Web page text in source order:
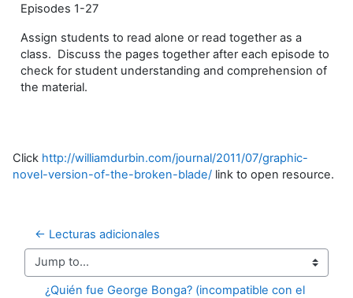
Episodes 1-27
Assign students to read alone or read together as a
class. Discuss the pages together after each episode to
check for student understanding and comprehension of
the material.
Click http://williamdurbin.com/journal/2011/07/graphic-
novel-version-of-the-broken-blade/ link to open resource.
← Lecturas adicionales
Jump to...
¿Quién fue George Bonga? (incompatible con el